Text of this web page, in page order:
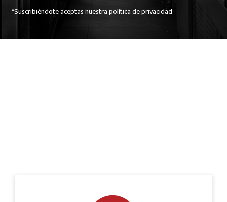
*Suscribiéndote aceptas nuestra política de privacidad